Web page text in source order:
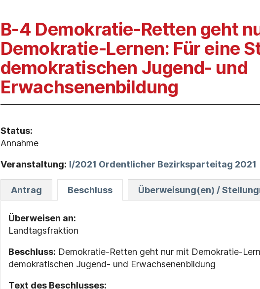
B-4 Demokratie-Retten geht
Demokratie-Lernen: Für eine
demokratischen Jugend- und
Erwachsenenbildung
Status:
Annahme
Veranstaltung: I/2021 Ordentlicher Bezirksparteitag 2021
Antrag Beschluss Überweisung(en) /
Überweisen an:
Landtagsfraktion
Beschluss: Demokratie-Retten geht nur mit Demokratie-
demokratischen Jugend- und Erwachsenenbildung
Text des Beschlusses: